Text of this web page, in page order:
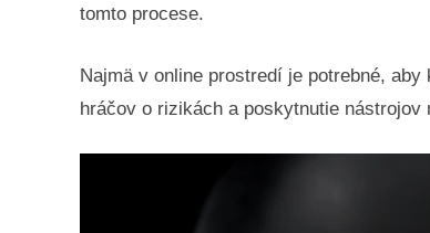
tomto procese.
Najmä v online prostredí je potrebné,
hráčov o rizikách a poskytnutie